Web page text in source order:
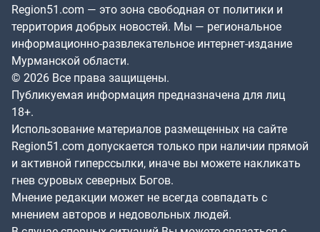
Region51.com — это зона свободная от политики и
территория добрых новостей. Мы — региональное
информационно-развлекательное интернет-издание
Мурманской области.
© 2026 Все права защищены.
Публикуемая информация предназначена для лиц
18+.
Использование материалов размещенных на сайте
Region51.com допускается только при наличии прямой
и активной гиперссылки, иначе вы можете накликать
гнев суровых северных Богов.
Мнение редакции может не всегда совпадать с
мнением авторов и недовольных людей.